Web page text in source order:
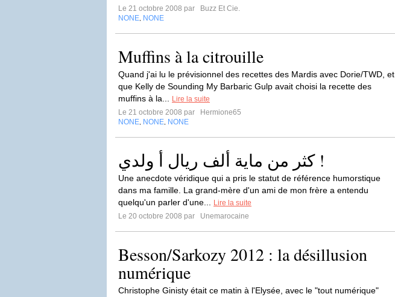
Le 21 octobre 2008 par
Buzz Et Cie.
NONE NONE
Muffins à la citrouille
Quand j'ai lu le prévisionnel des recettes des Mardis avec Dorie/TWD, et
que Kelly de Sounding My Barbaric Gulp avait choisi la recette des
muffins à la...
Lire la suite
Le 21 octobre 2008 par
Hermione65
NONE NONE NONE
كثر من ماية ألف ريال أ ولدي !
Une anecdote véridique qui a pris le statut de référence humorstique
dans ma famille. La grand-mère d'un ami de mon frère a entendu
quelqu'un parler d'une...
Lire la suite
Le 20 octobre 2008 par
Unemarocaine
Besson/Sarkozy 2012 : la désillusion
numérique
Christophe Ginisty était ce matin à l'Elysée, avec le "tout numérique"